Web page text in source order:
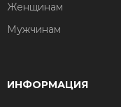
Женщинам
Мужчинам
ИНФОРМАЦИЯ